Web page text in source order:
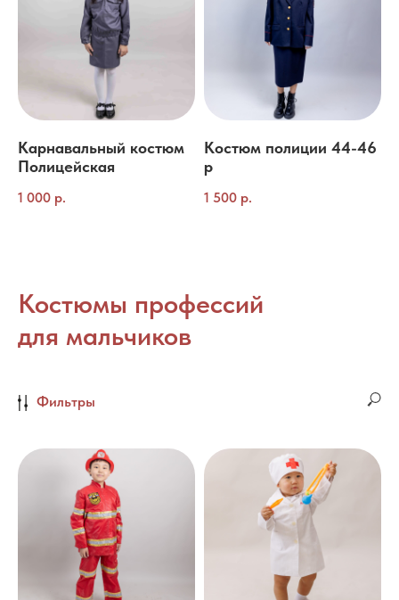
Карнавальный костюм
Полицейская
1 000 р.
Костюм полиции 44-46
р
1 500 р.
Костюмы профессий
для мальчиков
Фильтры